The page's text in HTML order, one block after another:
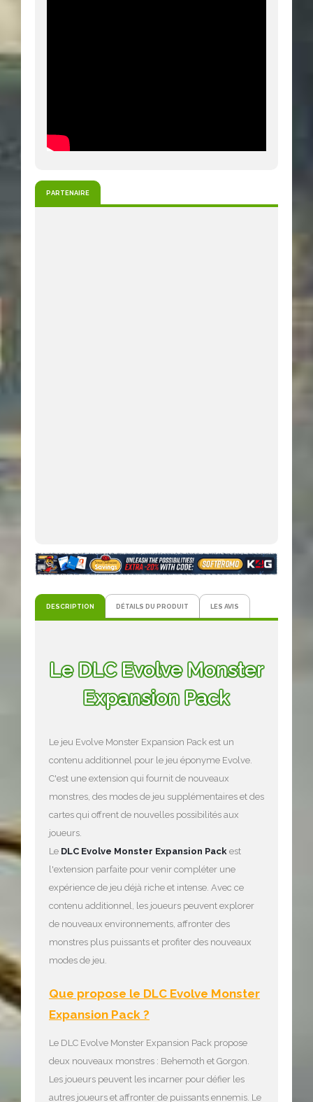
PARTENAIRE
DESCRIPTION DÉTAILS DU PRODUIT LES AVIS
Le DLC Evolve Monster
Expansion Pack
Le jeu Evolve Monster Expansion Pack est un
contenu additionnel pour le jeu éponyme Evolve.
C'est une extension qui fournit de nouveaux
monstres, des modes de jeu supplémentaires et des
cartes qui offrent de nouvelles possibilités aux
joueurs.
Le DLC Evolve Monster Expansion Pack est
l'extension parfaite pour venir compléter une
expérience de jeu déjà riche et intense. Avec ce
contenu additionnel, les joueurs peuvent explorer
de nouveaux environnements, affronter des
monstres plus puissants et profiter des nouveaux
modes de jeu.
Que propose le DLC Evolve Monster
Expansion Pack ?
Le DLC Evolve Monster Expansion Pack propose
deux nouveaux monstres : Behemoth et Gorgon.
Les joueurs peuvent les incarner pour défier les
autres joueurs et affronter de puissants ennemis. Le